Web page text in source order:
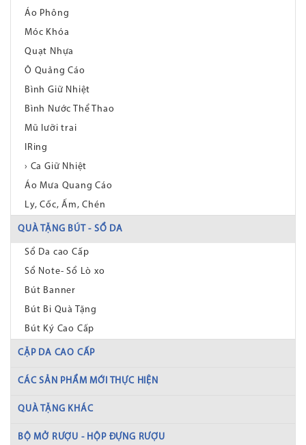
Áo Phông
Móc Khóa
Quạt Nhựa
Ô Quảng Cáo
Bình Giữ Nhiệt
Bình Nước Thể Thao
Mũ lưỡi trai
IRing
› Ca Giữ Nhiệt
Áo Mưa Quang Cáo
Ly, Cốc, Ấm, Chén
QUÀ TẶNG BÚT - SỔ DA
Sổ Da cao Cấp
Sổ Note- Sổ Lò xo
Bút Banner
Bút Bi Quà Tặng
Bút Ký Cao Cấp
CẶP DA CAO CẤP
CÁC SẢN PHẨM MỚI THỰC HIỆN
QUÀ TẶNG KHÁC
BỘ MỞ RƯỢU - HỘP ĐỰNG RƯỢU